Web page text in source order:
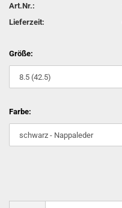
Art.Nr.:
Lieferzeit:
Größe:
Farbe: